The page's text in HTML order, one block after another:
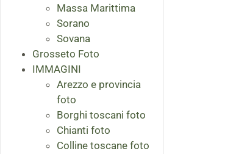
Massa Marittima
Sorano
Sovana
Grosseto Foto
IMMAGINI
Arezzo e provincia
foto
Borghi toscani foto
Chianti foto
Colline toscane foto